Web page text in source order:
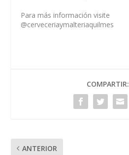
Para más información visite
@cerveceriaymalteriaquilmes
COMPARTIR:
ANTERIOR